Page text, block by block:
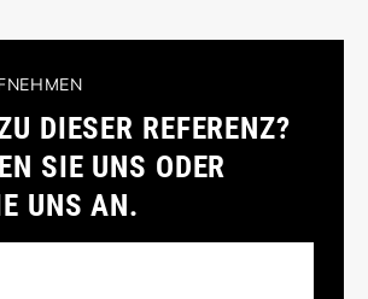
DIESER REFERENZ?
SIE UNS ODER
UNS AN.